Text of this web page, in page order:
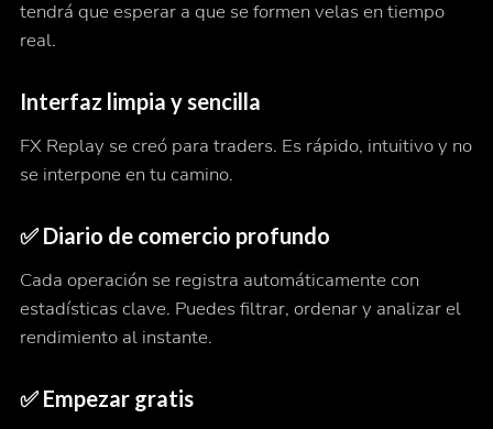
tendrá que esperar a que se formen velas en tiempo
real.
Interfaz limpia y sencilla
FX Replay se creó para traders. Es rápido, intuitivo y no
se interpone en tu camino.
✅ Diario de comercio profundo
Cada operación se registra automáticamente con
estadísticas clave. Puedes filtrar, ordenar y analizar el
rendimiento al instante.
✅ Empezar gratis